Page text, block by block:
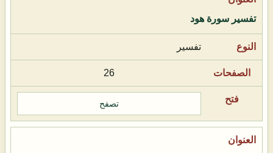
تفسير سورة هود
تفسير
26
تصفح